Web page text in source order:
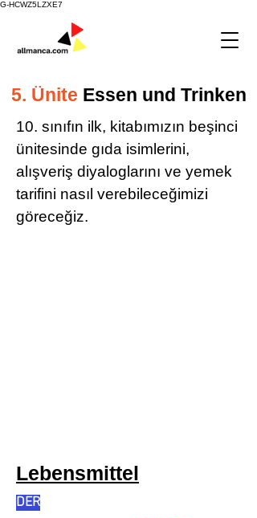
G-HCWZ5LZXE7
5. Ünite Essen und Trinken
10. sınıfın ilk, kitabımızın beşinci
ünitesinde gıda isimlerini,
alışveriş diyaloglarını ve yemek
tarifini nasıl verebileceğimizi
göreceğiz.
Lebensmittel
DER